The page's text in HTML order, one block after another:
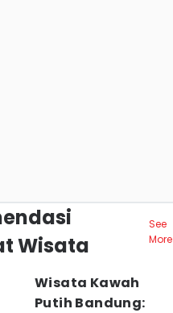
Wisata
See
More
Wisata Kawah
Putih Bandung: